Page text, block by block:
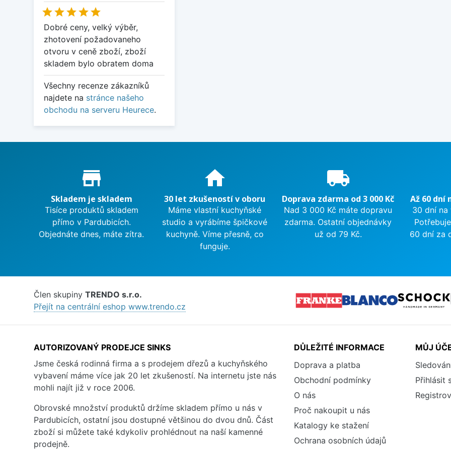

Dobré ceny, velký výběr,
zhotovení požadovaneho
otvoru v ceně zboží, zboží
skladem bylo obratem doma
Všechny recenze zákazníků
najdete na stránce našeho
obchodu na serveru Heurece.
Proč nakupovat u nás?
store_mall_directory
Skladem je skladem
Tisíce produktů skladem
přímo v Pardubicích.
Objednáte dnes, máte zítra.
home
30 let zkušeností v oboru
Máme vlastní kuchyňské
studio a vyrábíme špičkové
kuchyně. Víme přesně, co
funguje.
local_shipping
Doprava zdarma od 3 000 Kč
Nad 3 000 Kč máte dopravu
zdarma. Ostatní objednávky
už od 79 Kč.
Až 60 dní
30 dní na
60 dní za
Člen skupiny TRENDO s.r.o.
Přejít na centrální eshop www.trendo.cz
AUTORIZOVANÝ PRODEJCE SINKS
Jsme česká rodinná firma a s prodejem dřezů a kuchyňského
vybavení máme více jak 20 let zkušeností. Na internetu jste nás
mohli najít již v roce 2006.
Obrovské množství produktů držíme skladem přímo u nás v
Pardubicích, ostatní jsou dostupné většinou do dvou dnů. Část
zboží si můžete také kdykoliv prohlédnout na naší kamenné
prodejně.
DŮLEŽITÉ INFORMACE
Doprava a platba
Obchodní podmínky
O nás
Proč nakoupit u nás
Katalogy ke stažení
Ochrana osobních údajů
MŮJ
Přihlásit